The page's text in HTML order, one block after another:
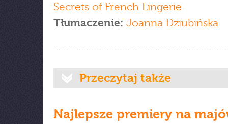
Secrets of French Lingerie
Tłumaczenie: Joanna Dziubińska
Przeczytaj także
Najlepsze premiery na